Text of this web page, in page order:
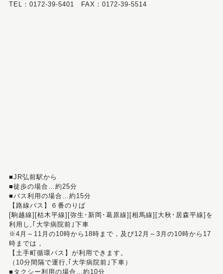
TEL：0172-39-5401 FAX：0172-39-5514
■JR弘前駅から
■徒歩の場合…約25分
■バス利用の場合…約15分
【路線バス】６番のりば
[駒越線][枯木平線][弥生･新岡･葛原線][相馬線][大秋･居森平線]を
利用し,｢大学病院前｣下車
※4月～11月の10時から18時まで，及び12月～3月の10時から17
時までは，
【土手町循環バス】が利用できます。
（10分間隔で運行,｢大学病院前｣下車）
■タクシー利用の場合…約10分